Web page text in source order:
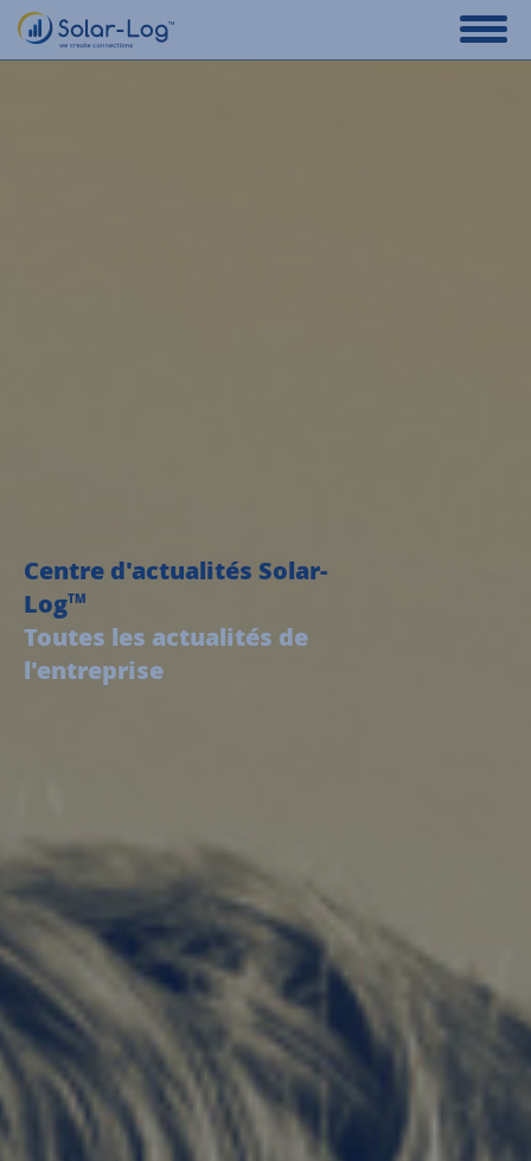
Centre d'actualités Solar-
LogTM
Toutes les actualités de
l'entreprise